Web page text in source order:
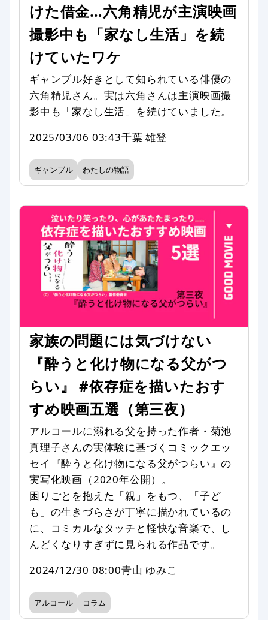
けた借金…六角精児が主演映画
撮影中も「家なし生活」を続
けていたワケ
ギャンブル好きとして知られている俳優の
六角精児さん。実は六角さんは主演映画撮
影中も「家なし生活」を続けていました。
2025/03/06 03:43千葉 雄登
ギャンブル わたしの物語
家族の問題には気づけない
『酔うと化け物になる父がつ
らい』 #依存症を描いたおす
すめ映画五選（第三夜）
アルコールに溺れる父を持った作者・菊池
真理子さんの実体験に基づくコミックエッ
セイ『酔うと化け物になる父がつらい』の
実写化映画（2020年公開）。
困りごとを抱えた「親」をもつ、「子ど
も」の生きづらさが丁寧に描かれているの
に、コミカルなタッチと軽快な音楽で、し
んどくなりすぎずに見られる作品です。
2024/12/30 08:00青山 ゆみこ
アルコール コラム